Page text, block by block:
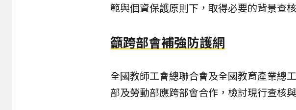
範與個資保護原則下，取得必要的背景查
籲跨部會補強防護網
全國教師工會總聯合會及全國教育產業總
部及勞動部應跨部會合作，檢討現行查核